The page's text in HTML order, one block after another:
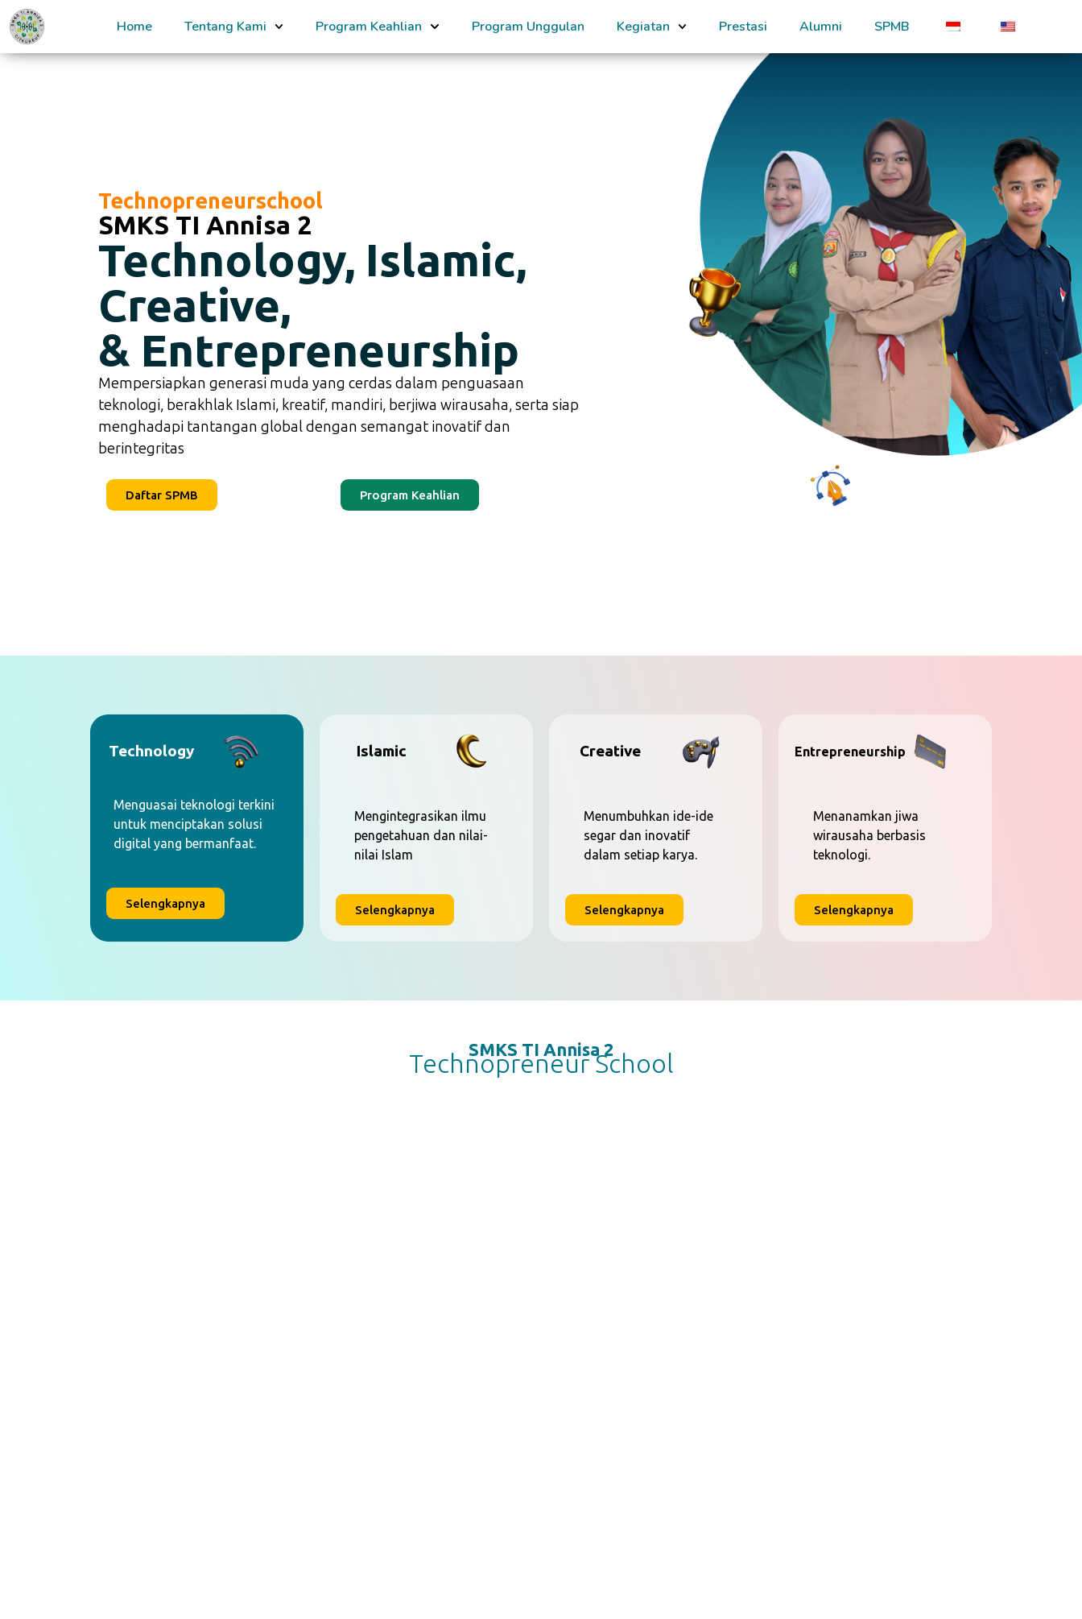
Home Tentang Kami Program Keahlian Program Unggulan Kegiatan Prestasi Alumni SPMB
Technopreneurschool
SMKS TI Annisa 2
Technology, Islamic,
Creative,
& Entrepreneurship
Mempersiapkan generasi muda yang cerdas dalam penguasaan
teknologi, berakhlak Islami, kreatif, mandiri, berjiwa wirausaha, serta siap
menghadapi tantangan global dengan semangat inovatif dan
berintegritas
Daftar SPMB Program Keahlian
Technology
Menguasai teknologi terkini
untuk menciptakan solusi
digital yang bermanfaat.
Selengkapnya
Islamic
Mengintegrasikan ilmu
pengetahuan dan nilai-
nilai Islam
Selengkapnya
Creative
Menumbuhkan ide-ide
segar dan inovatif
dalam setiap karya.
Selengkapnya
Entrepreneurship
Menanamkan jiwa
wirausaha berbasis
teknologi.
Selengkapnya
SMKS TI Annisa 2
Technopreneur School